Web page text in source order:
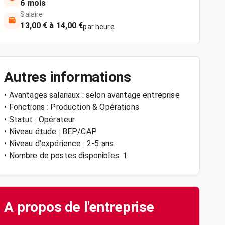
6 mois
Salaire
13,00 € à 14,00 €par heure
Autres informations
• Avantages salariaux : selon avantage entreprise
• Fonctions : Production & Opérations
• Statut : Opérateur
• Niveau étude : BEP/CAP
• Niveau d'expérience : 2-5 ans
• Nombre de postes disponibles: 1
A propos de l'entreprise